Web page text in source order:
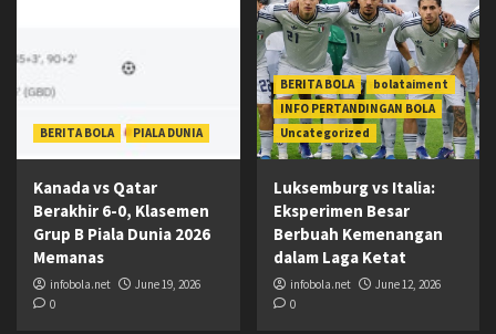
BERITA BOLA PIALA DUNIA
Kanada vs Qatar
Berakhir 6-0, Klasemen
Grup B Piala Dunia 2026
Memanas
infobola.net
June 19, 2026
0
BERITA BOLA
bolataiment
INFO PERTANDINGAN BOLA
Uncategorized
Luksemburg vs Italia:
Eksperimen Besar
Berbuah Kemenangan
dalam Laga Ketat
infobola.net
June 12, 2026
0